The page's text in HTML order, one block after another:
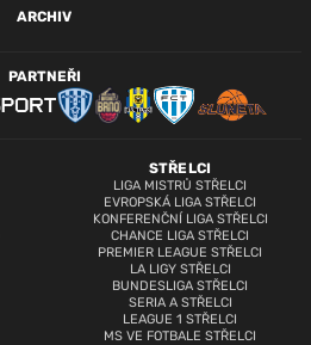
ARCHIV
STŘELCI
LIGA MISTRŮ STŘELCI
EVROPSKÁ LIGA STŘELCI
KONFERENČNÍ LIGA STŘELCI
CHANCE LIGA STŘELCI
PREMIER LEAGUE STŘELCI
LA LIGY STŘELCI
BUNDESLIGA STŘELCI
SERIA A STŘELCI
LEAGUE 1 STŘELCI
MS VE FOTBALE STŘELCI
PARTNEŘI